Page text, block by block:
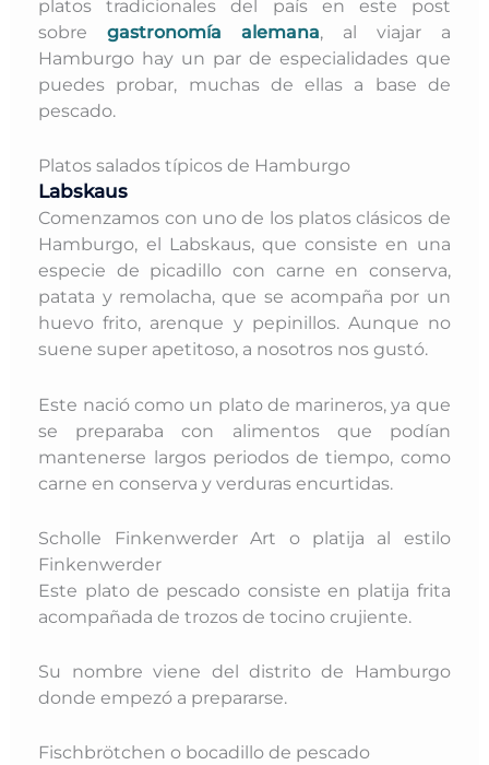
platostradicionales del país en este post
sobregastronomía alemana, al viajar a
Hamburgo hay un par de especialidades que
puedes probar, muchas de ellas a base de
pescado.
Platos salados típicos de Hamburgo
Labskaus
Comenzamos con uno de los platos clásicos de
Hamburgo, el Labskaus, queconsiste en una
especie de picadillo con carne en conserva,
patata y remolacha, que se acompaña por un
huevo frito, arenque y pepinillos. Aunque no
suene super apetitoso, a nosotros nos gustó.
Este nació como un plato de marineros, ya que
se preparaba con alimentos que podían
mantenerse largos periodos de tiempo, como
carne en conserva y verduras encurtidas.
Scholle Finkenwerder Art o platija al estilo
Finkenwerder
Este plato de pescado consiste en platija frita
acompañada de trozos de tocino crujiente.
Su nombre viene del distrito de Hamburgo
donde empezó a prepararse.
Fischbrötchen o bocadillo de pescado